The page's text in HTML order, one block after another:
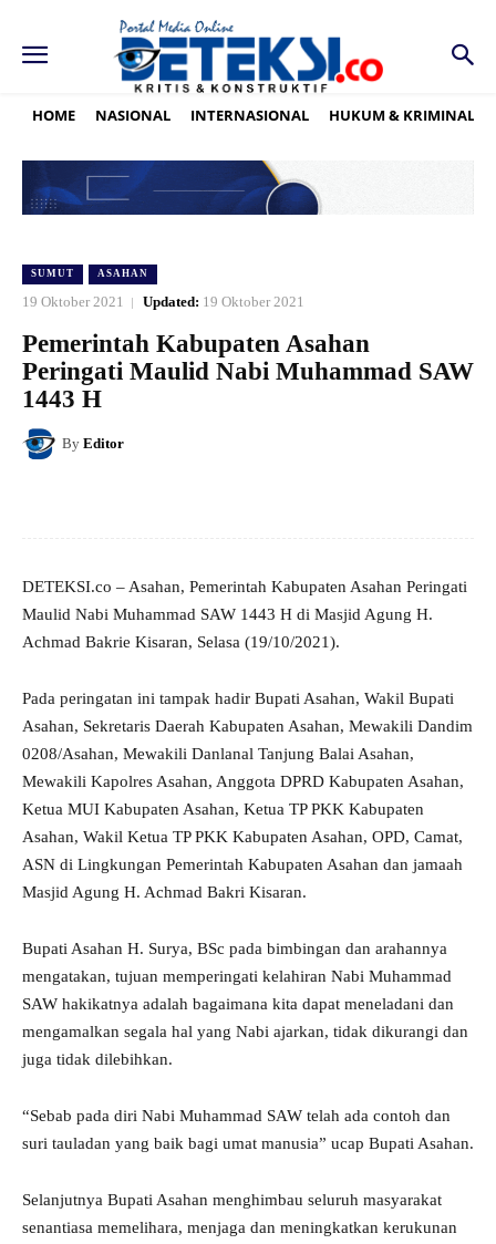
HOME NASIONAL INTERNASIONAL HUKUM & KRIMINAL
SUMUT ASAHAN
19 Oktober 2021 Updated: 19 Oktober 2021
Pemerintah Kabupaten Asahan
Peringati Maulid Nabi Muhammad SAW
1443 H
By Editor
DETEKSI.co – Asahan, Pemerintah Kabupaten Asahan Peringati
Maulid Nabi Muhammad SAW 1443 H di Masjid Agung H.
Achmad Bakrie Kisaran, Selasa (19/10/2021).
Pada peringatan ini tampak hadir Bupati Asahan, Wakil Bupati
Asahan, Sekretaris Daerah Kabupaten Asahan, Mewakili Dandim
0208/Asahan, Mewakili Danlanal Tanjung Balai Asahan,
Mewakili Kapolres Asahan, Anggota DPRD Kabupaten Asahan,
Ketua MUI Kabupaten Asahan, Ketua TP PKK Kabupaten
Asahan, Wakil Ketua TP PKK Kabupaten Asahan, OPD, Camat,
ASN di Lingkungan Pemerintah Kabupaten Asahan dan jamaah
Masjid Agung H. Achmad Bakri Kisaran.
Bupati Asahan H. Surya, BSc pada bimbingan dan arahannya
mengatakan, tujuan memperingati kelahiran Nabi Muhammad
SAW hakikatnya adalah bagaimana kita dapat meneladani dan
mengamalkan segala hal yang Nabi ajarkan, tidak dikurangi dan
juga tidak dilebihkan.
“Sebab pada diri Nabi Muhammad SAW telah ada contoh dan
suri tauladan yang baik bagi umat manusia” ucap Bupati Asahan.
Selanjutnya Bupati Asahan menghimbau seluruh masyarakat
senantiasa memelihara, menjaga dan meningkatkan kerukunan